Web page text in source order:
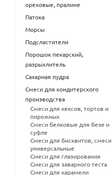
ореховые, пралине
Патока
Морсы
Подсластители
Порошок пекарский,
разрыхлитель
Сахарная пудра
Смеси для кондитерского
производства
Смеси для кексов, тортов и
пирожных
Смеси белковые для безе и
суфле
Смеси для бисквитов, смеси
универсальные
Смеси для глазирования
Смеси для заварного теста
Смеси для карамели